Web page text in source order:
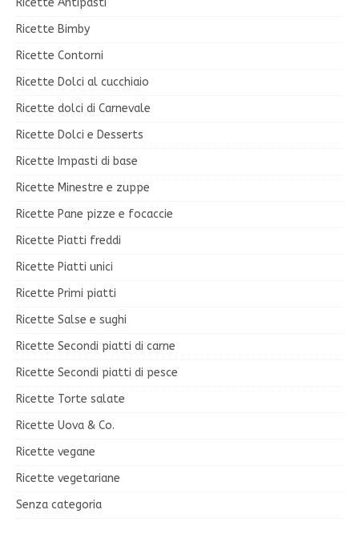
Ricette Bimby
Ricette Contorni
Ricette Dolci al cucchiaio
Ricette dolci di Carnevale
Ricette Dolci e Desserts
Ricette Impasti di base
Ricette Minestre e zuppe
Ricette Pane pizze e focaccie
Ricette Piatti freddi
Ricette Piatti unici
Ricette Primi piatti
Ricette Salse e sughi
Ricette Secondi piatti di carne
Ricette Secondi piatti di pesce
Ricette Torte salate
Ricette Uova & Co.
Ricette vegane
Ricette vegetariane
Senza categoria